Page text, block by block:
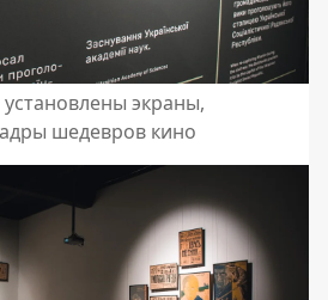
экраны,
шедевров кино